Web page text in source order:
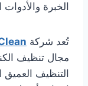
الخبرة
تُعد شركة
مجال تنظيف
التنظيف